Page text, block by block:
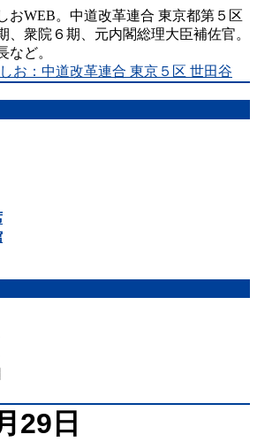
おWEB。中道改革連合 東京都第５区
、衆院６期、元内閣総理大臣補佐官。
など。
お：中道改革連合 東京５区 世田谷
29日